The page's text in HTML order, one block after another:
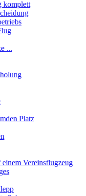
komplett
...
Platz
Vereinsflugzeug